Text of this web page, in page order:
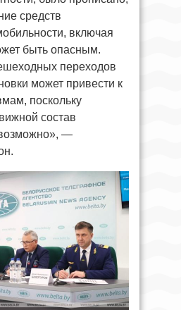
средств
включая
быть опасным.
переходов
может привести к
поскольку
состав
—